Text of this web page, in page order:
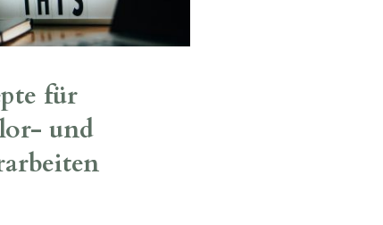
für
und